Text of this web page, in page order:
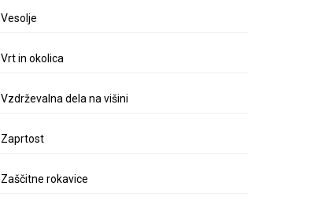
Vesolje
Vrt in okolica
Vzdrževalna dela na višini
Zaprtost
Zaščitne rokavice